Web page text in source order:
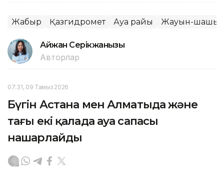
Жаңбыр Қазгидромет Ауа райы Жауын-
Айжан Серікжанқызы
Авторлар
07:31, 09 Тамыз 2026
Бүгін Астана мен Алматыда және
тағы екі қалада ауа сапасы
нашарлайды